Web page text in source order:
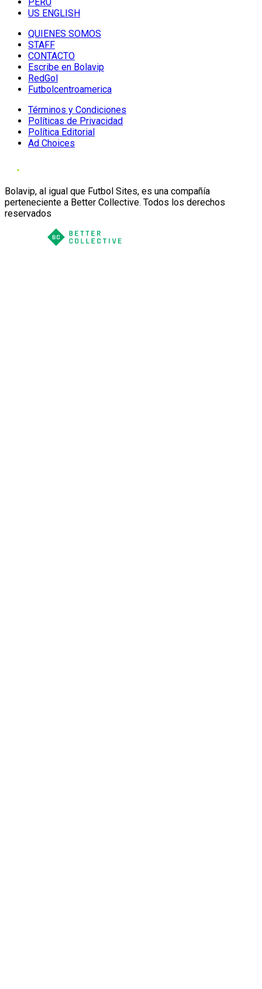
US ENGLISH
QUIENES SOMOS
STAFF
CONTACTO
Escribe en Bolavip
RedGol
Futbolcentroamerica
Términos y Condiciones
Políticas de Privacidad
Política Editorial
Ad Choices
Bolavip, al igual que Futbol Sites, es una compañía
perteneciente a Better Collective. Todos los derechos
reservados